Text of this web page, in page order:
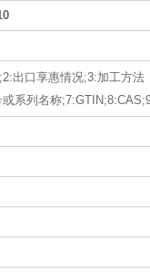
出口享惠情况;3:加工方
系列名称